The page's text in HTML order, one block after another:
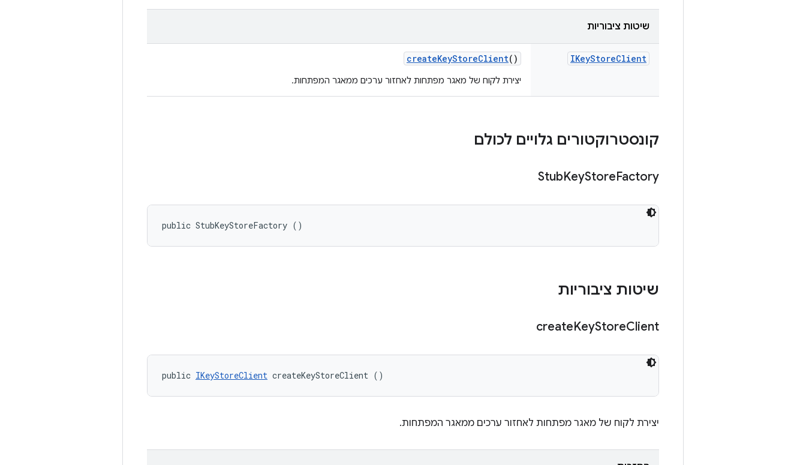
שיטות ציבוריות
IKeyStoreClient
createKeyStoreClient()
יצירת לקוח של מאגר מפתחות לאחזור ערכים ממאגר המפתחות.
קונסטרוקטורים גלויים לכולם
StubKeyStoreFactory
public StubKeyStoreFactory ()
שיטות ציבוריות
createKeyStoreClient
public IKeyStoreClient createKeyStoreClient ()
יצירת לקוח של מאגר מפתחות לאחזור ערכים ממאגר המפתחות.